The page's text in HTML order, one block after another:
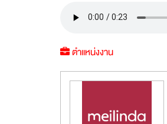
ตำแหน่งงาน